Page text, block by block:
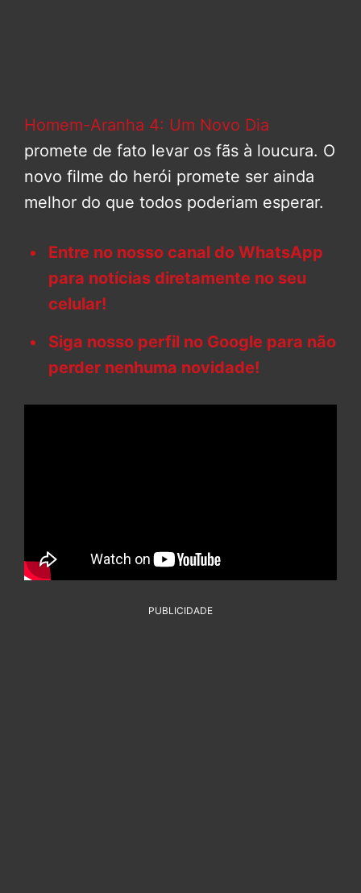
Homem-Aranha 4: Um Novo Dia
promete de fato levar os fãs à loucura. O
novo filme do herói promete ser ainda
melhor do que todos poderiam esperar.
Entre no nosso canal do WhatsApp
para notícias diretamente no seu
celular!
Siga nosso perfil no Google para não
perder nenhuma novidade!
PUBLICIDADE